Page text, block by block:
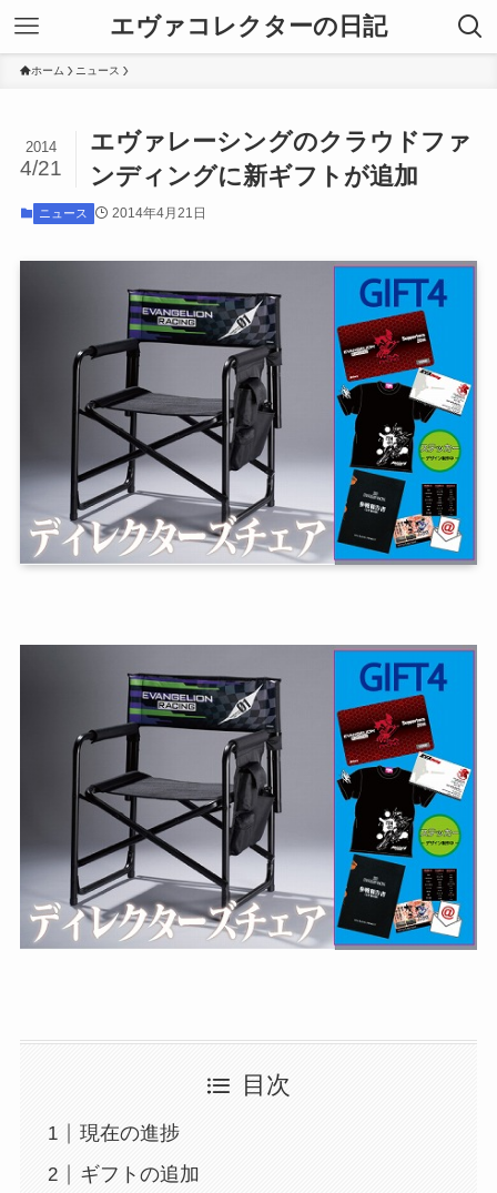
エヴァコレクターの日記
ホーム ニュース
エヴァレーシングのクラウドファ
ンディングに新ギフトが追加
2014
4/21
ニュース 2014年4月21日
目次
現在の進捗
ギフトの追加